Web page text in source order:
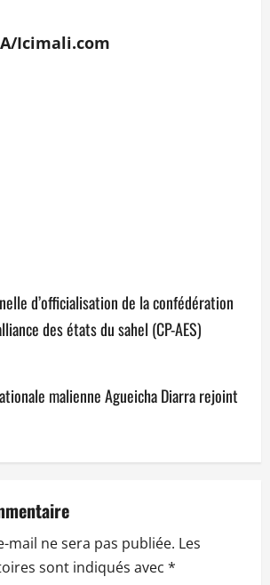
Icimali.com
d’officialisation de la confédération
des états du sahel (CP-AES)
malienne Agueicha Diarra rejoint
mail ne sera pas publiée. Les
sont indiqués avec *